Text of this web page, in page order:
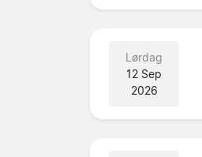
Lørdag
12 Sep
2026